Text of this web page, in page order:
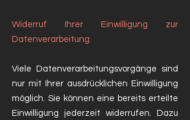
Widerruf Ihrer Einwilligung zur
Datenverarbeitung
Viele Datenverarbeitungsvorgänge sind
nur mit Ihrer ausdrücklichen Einwilligung
möglich. Sie können eine bereits erteilte
Einwilligung jederzeit widerrufen. Dazu